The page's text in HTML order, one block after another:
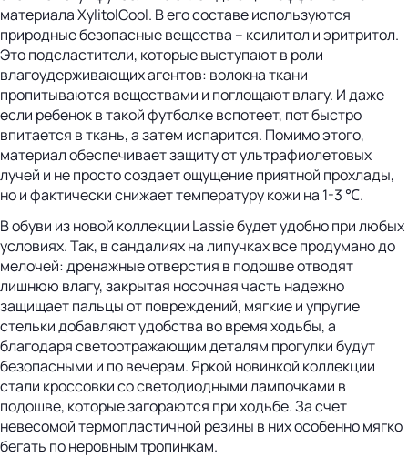
материала XylitolCool. В его составе используются
природные безопасные вещества – ксилитол и эритритол.
Это подсластители, которые выступают в роли
влагоудерживающих агентов: волокна ткани
пропитываются веществами и поглощают влагу. И даже
если ребенок в такой футболке вспотеет, пот быстро
впитается в ткань, а затем испарится. Помимо этого,
материал обеспечивает защиту от ультрафиолетовых
лучей и не просто создает ощущение приятной прохлады,
но и фактически снижает температуру кожи на 1-3 ℃.
В обуви из новой коллекции Lassie будет удобно при любых
условиях. Так, в сандалиях на липучках все продумано до
мелочей: дренажные отверстия в подошве отводят
лишнюю влагу, закрытая носочная часть надежно
защищает пальцы от повреждений, мягкие и упругие
стельки добавляют удобства во время ходьбы, а
благодаря светоотражающим деталям прогулки будут
безопасными и по вечерам. Яркой новинкой коллекции
стали кроссовки со светодиодными лампочками в
подошве, которые загораются при ходьбе. За счет
невесомой термопластичной резины в них особенно мягко
бегать по неровным тропинкам.